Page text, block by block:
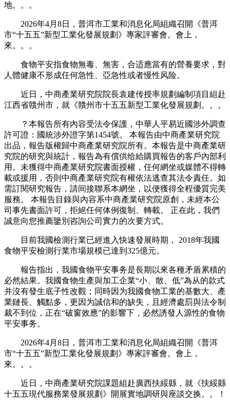
地。。。
2026年4月8日，普洱市工業和消息化局組織召開《普洱
市“十五五”新型工業化發展規劃》專家評審會。會上，
來。。。
食物平安指食物無毒、無害，合适應當有的營養要求，對
人體健康不形成任何急性、亞急性或者慢性风险。
近日，中商產業研究院院長袁建传授率規劃編制項目組赴
江西省贛州市，就《贛州市十五五新型工業化發展規劃。。。
？本報告所有內容受法令保護，中華人平易近國涉外調查
許可證：國統涉外證字第1454號。 本報告由中商產業研究院
出品，報告版權歸中商產業研究院所有。本報告是中商產業研
究院的研究與統計，報告為有償供给給購買報告的客戶內部利
用。未獲得中商產業研究院書面授權，任何網坐或媒體不得轉
載或援用，否則中商產業研究院有權依法逃查其法令責任。如
需訂閱研究報告，請间接聯系本網坐，以便獲得全程優質完美
服務。 本報告目錄與內容系中商產業研究院原創，未經本公
司事先書面許可，拒絕任何体例復制、轉載。 正在此，我們
誠意向您推薦鑒別咨詢公司實力的次要方式。
目前我國檢測行業已經進入快速發展時期， 2018年我國
食物平安檢測行業市場規模已達到325億元。
報告指出，我國食物平安事务是長期以來各種矛盾累積的
必然結果。我國食物生產與加工企業“小、散、低”為从的款式
并沒有發生底子性改觀；同時因为我國食物工業的基數大、產
業鏈長、觸點多，更因为誠信和的缺失，且經濟處罰與法令制
裁不到位，正在“破窗效應”的影響下，必然誘發人源性的食物
平安事务。
2026年4月8日，普洱市工業和消息化局組織召開《普洱
市“十五五”新型工業化發展規劃》專家評審會。會上，
來。。。
近日，中商產業研究院課題組赴廣西扶綏縣，就《扶綏縣
十五五現代服務業發展規劃》開展實地調研與座談交换。。！